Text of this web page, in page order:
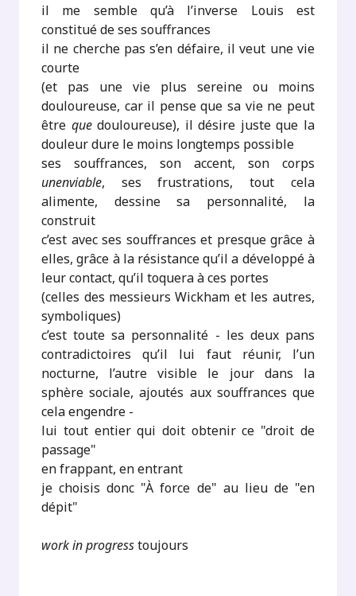
il me semble qu’à l’inverse Louis est
constitué de ses souffrances
il ne cherche pas s’en défaire, il veut une vie
courte
(et pas une vie plus sereine ou moins
douloureuse, car il pense que sa vie ne peut
être quedouloureuse), il désire juste que la
douleur dure le moins longtemps possible
ses souffrances, son accent, son corps
unenviable, ses frustrations, tout cela
alimente, dessine sa personnalité, la
construit
c’est avec ses souffrances et presque grâce à
elles, grâce à la résistance qu’il a développé à
leur contact, qu’il toquera à ces portes
(celles des messieurs Wickham et les autres,
symboliques)
c’est toute sa personnalité - les deux pans
contradictoires qu’il lui faut réunir, l’un
nocturne, l’autre visible le jour dans la
sphère sociale, ajoutés aux souffrances que
cela engendre -
lui tout entier qui doit obtenir ce "droit de
passage"
en frappant, en entrant
je choisis donc "À force de" au lieu de "en
dépit"
work in progresstoujours